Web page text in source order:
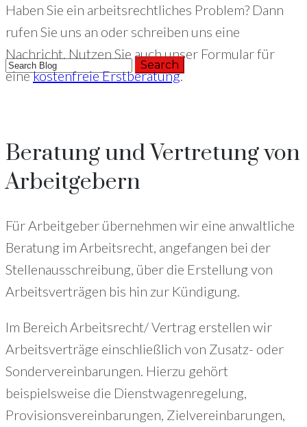
Haben Sie ein arbeitsrechtliches Problem? Dann
rufen Sie uns an oder schreiben uns eine
Nachricht. Nutzen Sie auch unser Formular für
einekostenfreie Erstberatung.
Beratung und Vertretung von
Arbeitgebern
Für Arbeitgeber übernehmen wir eine anwaltliche
Beratung im Arbeitsrecht, angefangen bei der
Stellenausschreibung, über die Erstellung von
Arbeitsverträgen bis hin zur Kündigung.
Im Bereich Arbeitsrecht/ Vertrag erstellen wir
Arbeitsverträge einschließlich von Zusatz- oder
Sondervereinbarungen. Hierzu gehört
beispielsweise die Dienstwagenregelung,
Provisionsvereinbarungen, Zielvereinbarungen,